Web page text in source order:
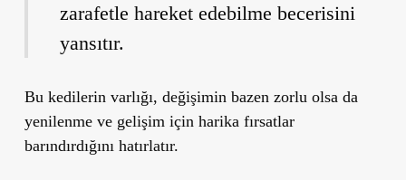
zarafetle hareket edebilme becerisini
yansıtır.
Bu kedilerin varlığı, değişimin bazen zorlu olsa da
yenilenme ve gelişim için harika fırsatlar
barındırdığını hatırlatır.